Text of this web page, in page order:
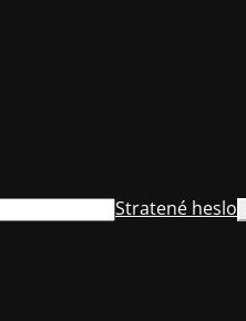
Stratené heslo